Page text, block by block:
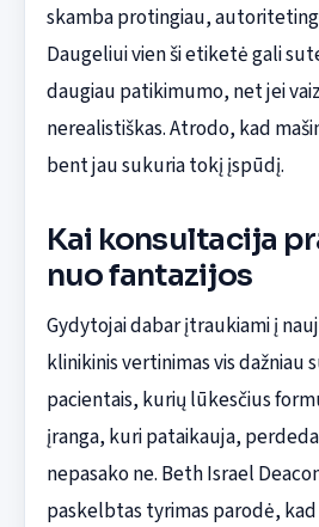
skamba protingiau,
Daugeliui vien ši etiketė gali
daugiau patikimumo, net jei
nerealistiškas. Atrodo, kad
bent jau sukuria tokį įspūdį.
Kai konsultacija
nuo fantazijos
Gydytojai dabar įtraukiami į
klinikinis vertinimas vis dažniau
pacientais, kurių lūkesčius
įranga, kuri pataikauja,
nepasako ne. Beth Israel
paskelbtas tyrimas parodė,